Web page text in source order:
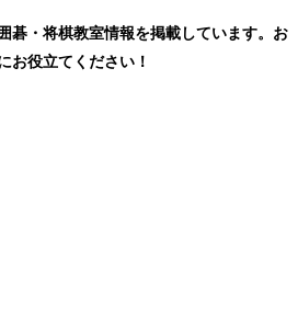
碁・将棋教室情報を掲載しています。お
お役立てください！